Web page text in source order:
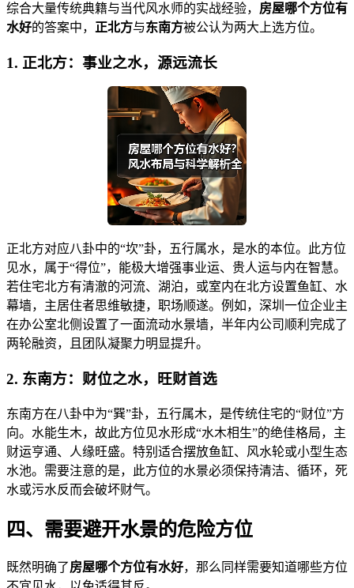
综合大量传统典籍与当代风水师的实战经验， 房屋哪个方位有
水好的答案中， 正北方与东南方被公认为两大上选方位。
1. 正北方：事业之水，源远流长
正北方对应八卦中的“坎”卦，五行属水，是水的本位。此方位
见水，属于“得位”，能极大增强事业运、贵人运与内在智慧。
若住宅北方有清澈的河流、湖泊，或室内在北方设置鱼缸、水
幕墙，主居住者思维敏捷，职场顺遂。例如，深圳一位企业主
在办公室北侧设置了一面流动水景墙，半年内公司顺利完成了
两轮融资，且团队凝聚力明显提升。
2. 东南方：财位之水，旺财首选
东南方在八卦中为“巽”卦，五行属木，是传统住宅的“财位”方
向。水能生木，故此方位见水形成“水木相生”的绝佳格局，主
财运亨通、人缘旺盛。特别适合摆放鱼缸、风水轮或小型生态
水池。需要注意的是，此方位的水景必须保持清洁、循环，死
水或污水反而会破坏财气。
四、需要避开水景的危险方位
既然明确了 房屋哪个方位有水好，那么同样需要知道哪些方位